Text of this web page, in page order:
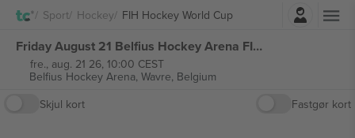
Sport Hockey FIH Hockey World Cup
Log ind
Friday August 21 Belfius Hockey Arena FIH Hockey World Cup 2026 billetter
fre., aug. 21 26, 10:00 CEST
Belfius Hockey Arena, Wavre, Belgium
Skjul kort
Fastgør kort